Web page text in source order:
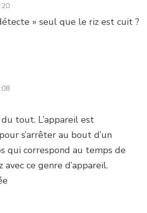
» seul que le riz est cuit ?
tout. L’appareil est
s’arrêter au bout d’un
qui correspond au temps de
avec ce genre d’appareil.